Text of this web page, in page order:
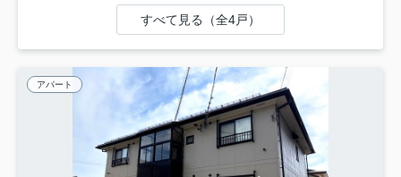
すべて見る（全4戸）
アパート